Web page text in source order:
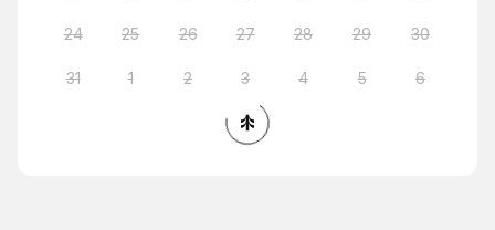
24 25 26 27 28 29 30
31 1 2 3 4 5 6